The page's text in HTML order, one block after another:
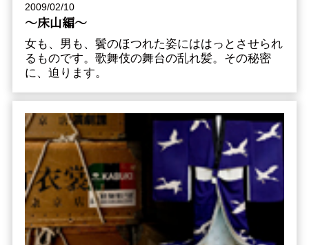
2009/02/10
～床山編～
女も、男も、鬢のほつれた姿にははっとさせられ
るものです。歌舞伎の舞台の乱れ髪。その秘密
に、迫ります。